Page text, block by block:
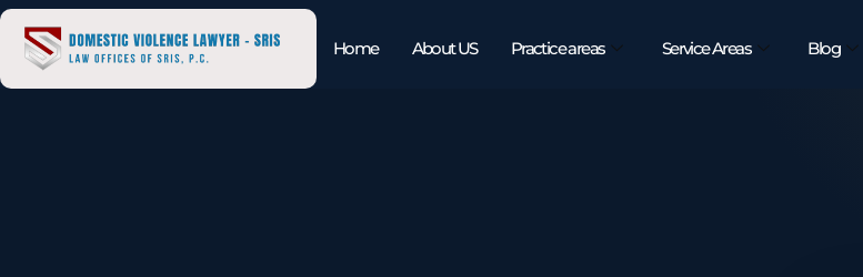
Home About US Practice areas Service Areas Blog